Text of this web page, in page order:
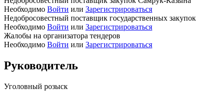
Необходимо Войти или Зарегистрироваться
Недобросовестный поставщик государственных закупок
Необходимо Войти или Зарегистрироваться
Жалобы на организатора тендеров
Необходимо Войти или Зарегистрироваться
Руководитель
Уголовный розыск